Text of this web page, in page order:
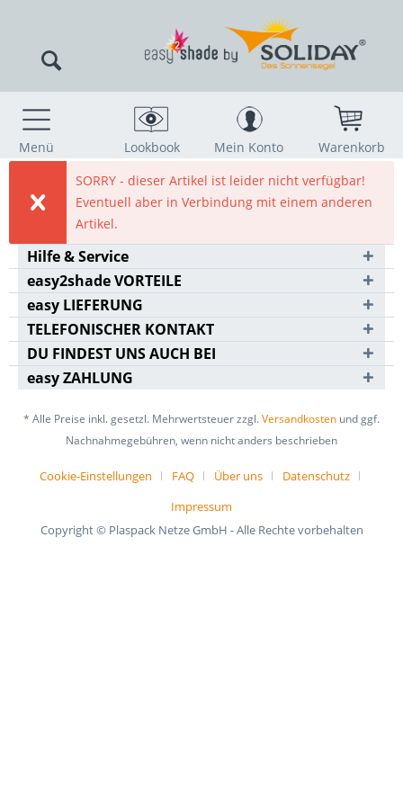
Menü Lookbook Mein Konto
Warenkorb
SORRY - dieser Artikel ist leider nicht verfügbar!
Eventuell aber in Verbindung mit einem anderen
Artikel.
Hilfe & Service
easy2shade VORTEILE
easy LIEFERUNG
TELEFONISCHER KONTAKT
DU FINDEST UNS AUCH BEI
easy ZAHLUNG
* Alle Preise inkl. gesetzl. Mehrwertsteuer zzgl.Versandkosten und ggf.
Nachnahmegebühren, wenn nicht anders beschrieben
Cookie-Einstellungen FAQ Über uns
Datenschutz
Impressum
Copyright © Plaspack Netze GmbH - Alle Rechte vorbehalten